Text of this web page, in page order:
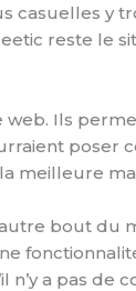
casuelles y
reste le
web. Ils
poser
meilleure
bout du
a pas de